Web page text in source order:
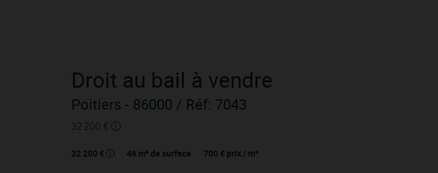
Droit au bail à vendre
Poitiers - 86000 / Réf: 7043
32 200 €
32 200 € 46 m² de surface 700 € prix / m²